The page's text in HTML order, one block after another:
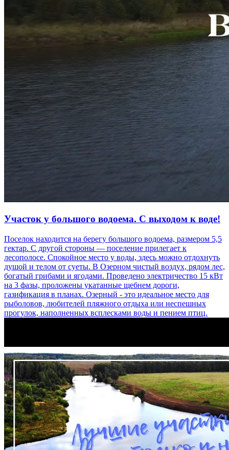
Участок у большого водоема. С выходом к воде!
Поселок находится на берегу большого водоема, размером 5,5
гектар. С другой стороны — поселение прилегает к
лесополосе. Спокойное место у воды, здесь можно отдохнуть
душой и телом от суеты. В Озерном чистый воздух, рядом лес,
богатый грибами и ягодами. Проведено электричество 15 кВт
на 3 фазы, проложены укатанные щебнем дороги,
газификация в планах. Озерный - это идеальное место для
рыболовов, любителей пляжного отдыха или неспешных
прогулок, наполненных всплесками воды и пением птиц.